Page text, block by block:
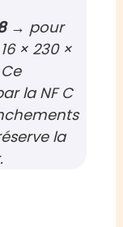
→ pour
× 230 ×
la NF C
la